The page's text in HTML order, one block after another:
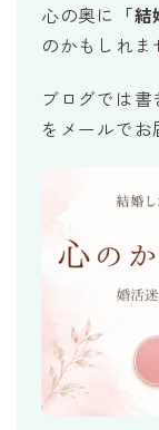
心の奥に
「
のかもしれま
ブログでは
をメールでお